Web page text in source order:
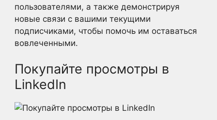
пользователями, а также демонстрируя
новые связи с вашими текущими
подписчиками, чтобы помочь им оставаться
вовлеченными.
Покупайте просмотры в
LinkedIn